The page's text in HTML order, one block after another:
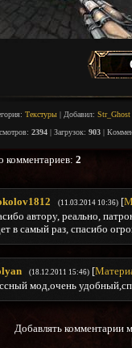
: Текстуры | Добавил: Str_Ghost
: 2394 | Загрузок: 903 |
комментариев: 2
(11.03.2014 10:36) [
автору, реально,
в самый раз, спасибо
(18.12.2011 15:46) [
мод,очень
Добавлять комментарии